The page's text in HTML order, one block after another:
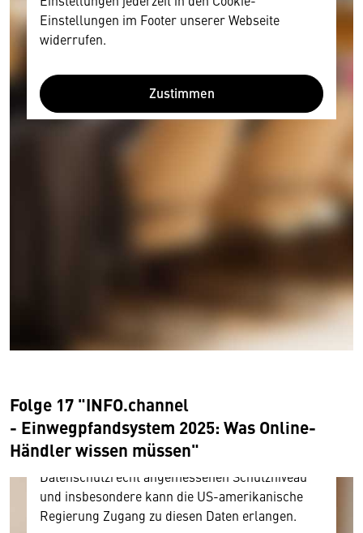
Einstellungen im Footer unserer Webseite
widerrufen.
Zustimmen
Folge 17 "INFO.channel
- Einwegpfandsystem 2025: Was Online-
Händler wissen müssen"
Wir benötigen Ihre Zustimmung
Hier würden wir Ihnen gerne einen externen
personenbezogene technische Daten zu Geräten
und Nutzerverhalten mitunter mit US-
amerikanischen Anbietern austauscht.
Diese Daten unterliegen keinem dem EU-
Datenschutzrecht angemessenen Schutzniveau
und insbesondere kann die US-amerikanische
Regierung Zugang zu diesen Daten erlangen.